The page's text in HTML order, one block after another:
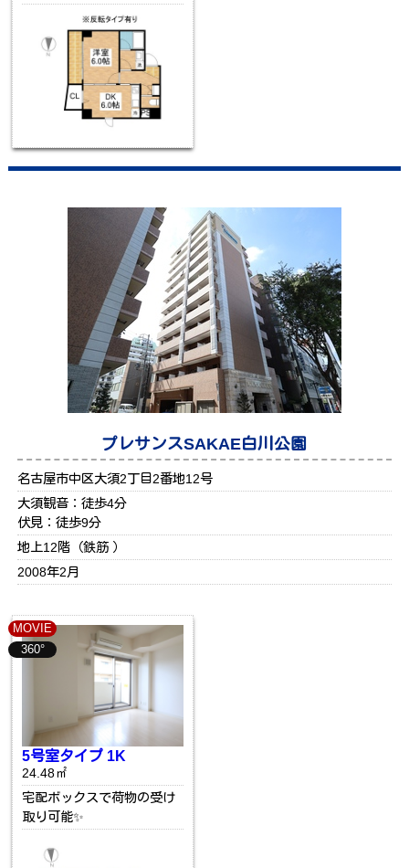
プレサンスSAKAE白川公園
名古屋市中区大須2丁目2番地12号
大須観音：徒歩4分
伏見：徒歩9分
地上12階（鉄筋 ）
2008年2月
MOVIE
360°
5号室タイプ 1K
24.48㎡
宅配ボックスで荷物の受け
取り可能✨